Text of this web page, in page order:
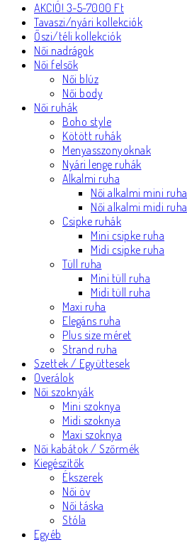
AKCIÓ! 3-5-7000 Ft
Tavaszi/nyári kollekciók
Őszi/téli kollekciók
Női nadrágok
Női felsők
Női blúz
Női body
Női ruhák
Boho style
Kötött ruhák
Menyasszonyoknak
Nyári lenge ruhák
Alkalmi ruha
Női alkalmi mini ruha
Női alkalmi midi ruha
Csipke ruhák
Mini csipke ruha
Midi csipke ruha
Tüll ruha
Mini tüll ruha
Midi tüll ruha
Maxi ruha
Elegáns ruha
Plus size méret
Strand ruha
Szettek / Együttesek
Overálok
Női szoknyák
Mini szoknya
Midi szoknya
Maxi szoknya
Női kabátok / Szőrmék
Kiegészítők
Ékszerek
Női öv
Női táska
Stóla
Egyéb